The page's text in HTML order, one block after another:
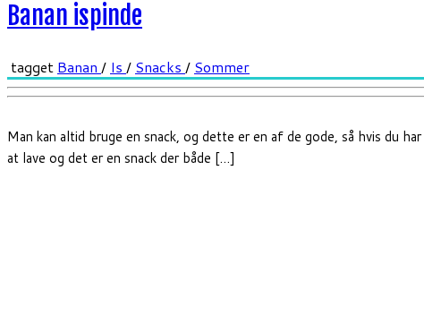
Man kan altid bruge en snack, og dette er en af de gode, så hvis du
at lave og det er en snack der både […]
Banan ispinde
tagget Banan / Is / Snacks / Sommer